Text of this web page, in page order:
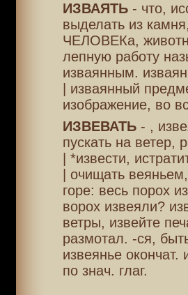
ИЗВАЯТЬ- что,
выделать из
ЧЕЛОВЕКа,
лепную работу
изваянным.
| изваянный
изображение, во
ИЗВЕВАТЬ- ,
пускать на ветер,
| *извести,
| очищать
горе: весь порох
ворох извеяли?
ветры, извейте
размотал. -ся,
извеянье
по знач. глаг.